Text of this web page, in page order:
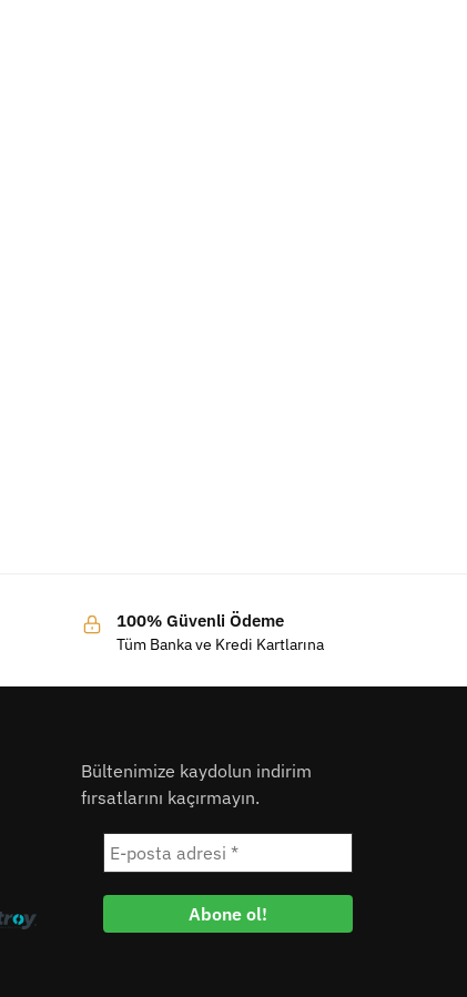
100% Güvenli Ödeme
Tüm Banka ve Kredi Kartlarına
Bültenimize kaydolun indirim
fırsatlarını kaçırmayın.